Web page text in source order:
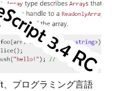
、プログラミング言語